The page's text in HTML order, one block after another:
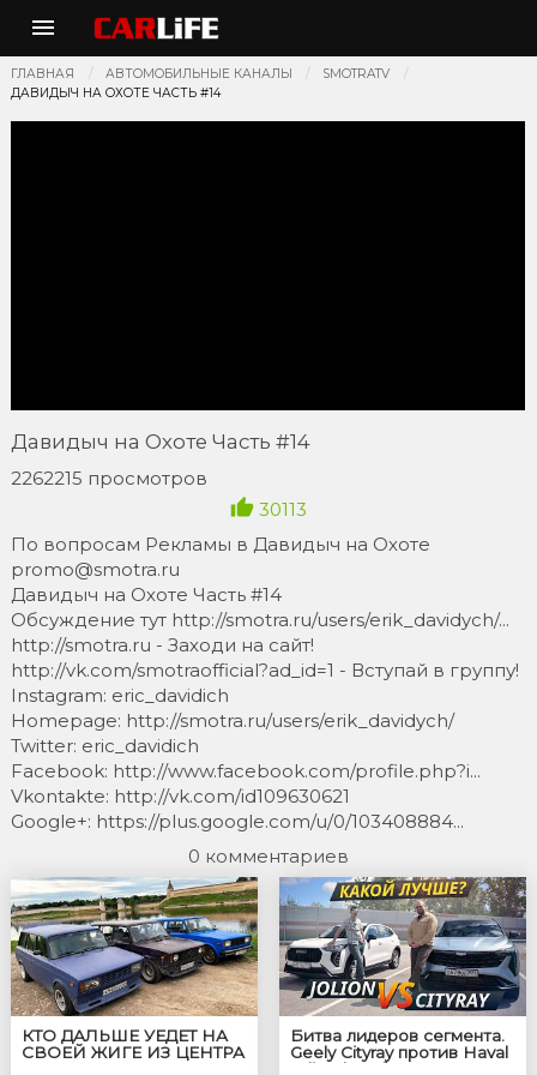
ГЛАВНАЯ АВТОМОБИЛЬНЫЕ КАНАЛЫ
SMOTRATV
ДАВИДЫЧ НА ОХОТЕ ЧАСТЬ #14
Давидыч на Охоте Часть #14
2262215 просмотров
30113
По вопросам Рекламы в Давидыч на Охоте
promo@smotra.ru
Давидыч на Охоте Часть #14
Обсуждение тут http://smotra.ru/users/erik_davidych/...
http://smotra.ru - Заходи на сайт!
http://vk.com/smotraofficial?ad_id=1 - Вступай в группу!
Instagram: eric_davidich
Homepage: http://smotra.ru/users/erik_davidych/
Twitter: eric_davidich
Facebook: http://www.facebook.com/profile.php?i...
Vkontakte: http://vk.com/id109630621
Google+: https://plus.google.com/u/0/103408884...
0 комментариев
КТО ДАЛЬШЕ УЕДЕТ НА
СВОЕЙ ЖИГЕ ИЗ ЦЕНТРА
Битва лидеров сегмента.
Geely Cityray против Haval
Jolion | Выбор есть!